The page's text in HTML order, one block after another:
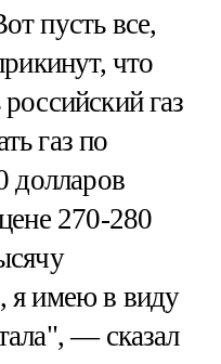
пусть все,
что
газ
газ по
долларов
270-280
я имею в виду
— сказал